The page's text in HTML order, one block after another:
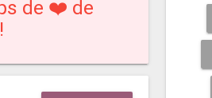
de ❤️ de